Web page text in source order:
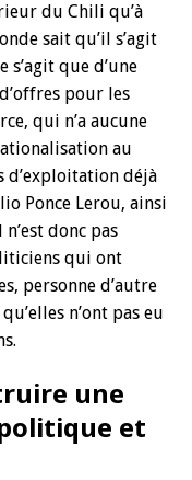
du Chili qu’à
sait qu’il s’agit
s’agit que d’une
pour les
qui n’a aucune
au
d’exploitation déjà
Ponce Lerou, ainsi
donc pas
qui ont
personne d’autre
n’ont pas eu
une
et